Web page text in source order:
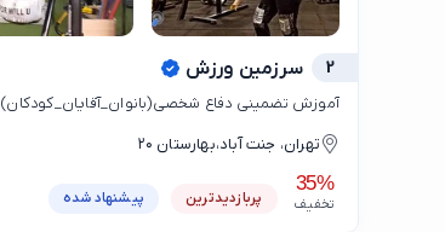
2 سرزمین ورزش
آموزش تضمینی دفاع شخصی(بانوان_آقایان_کودکان)
تهران، جنت آباد،بهارستان ۲۰
35%
تخفیف پربازدیدترین پیشنهاد شده